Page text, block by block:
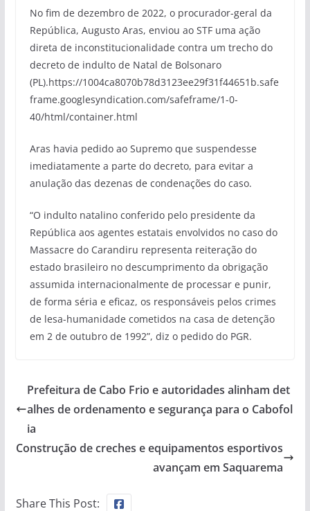
No fim de dezembro de 2022, o procurador-geral da
República, Augusto Aras, enviou ao STF uma ação
direta de inconstitucionalidade contra um trecho do
decreto de indulto de Natal de Bolsonaro
(PL).https://1004ca8070b78d3123ee29f31f44651b.safe
frame.googlesyndication.com/safeframe/1-0-
40/html/container.html
Aras havia pedido ao Supremo que suspendesse
imediatamente a parte do decreto, para evitar a
anulação das dezenas de condenações do caso.
“O indulto natalino conferido pelo presidente da
República aos agentes estatais envolvidos no caso do
Massacre do Carandiru representa reiteração do
estado brasileiro no descumprimento da obrigação
assumida internacionalmente de processar e punir,
de forma séria e eficaz, os responsáveis pelos crimes
de lesa-humanidade cometidos na casa de detenção
em 2 de outubro de 1992”, diz o pedido do PGR.
Prefeitura de Cabo Frio e autoridades alinham det
alhes de ordenamento e segurança para o Cabofol
ia
Construção de creches e equipamentos esportivos
avançam em Saquarema
Share This Post: